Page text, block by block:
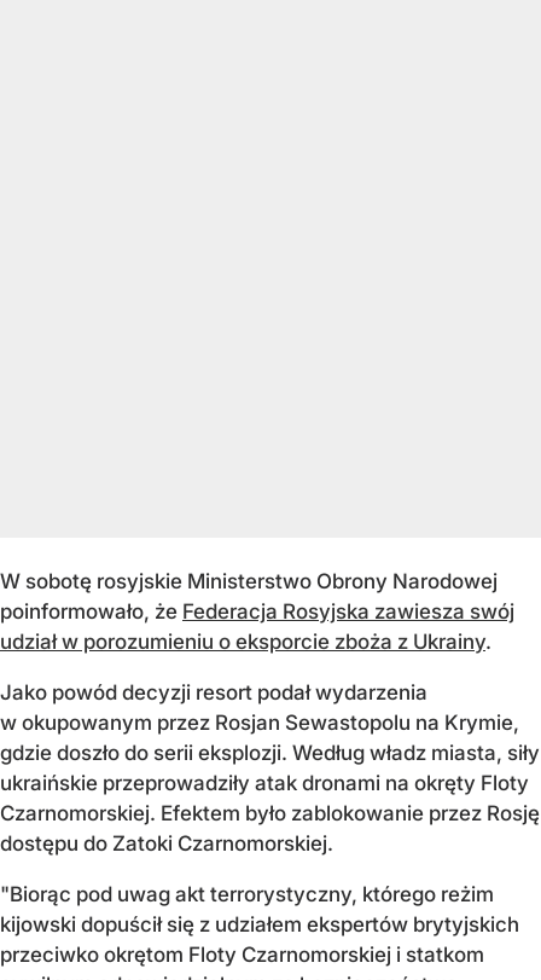
W sobotę rosyjskie Ministerstwo Obrony Narodowej
poinformowało, że Federacja Rosyjska zawiesza swój
udział w porozumieniu o eksporcie zboża z Ukrainy.
Jako powód decyzji resort podał wydarzenia
w okupowanym przez Rosjan Sewastopolu na Krymie,
gdzie doszło do serii eksplozji. Według władz miasta, siły
ukraińskie przeprowadziły atak dronami na okręty Floty
Czarnomorskiej. Efektem było zablokowanie przez Rosję
dostępu do Zatoki Czarnomorskiej.
"Biorąc pod uwag akt terrorystyczny, którego reżim
kijowski dopuścił się z udziałem ekspertów brytyjskich
przeciwko okrętom Floty Czarnomorskiej i statkom